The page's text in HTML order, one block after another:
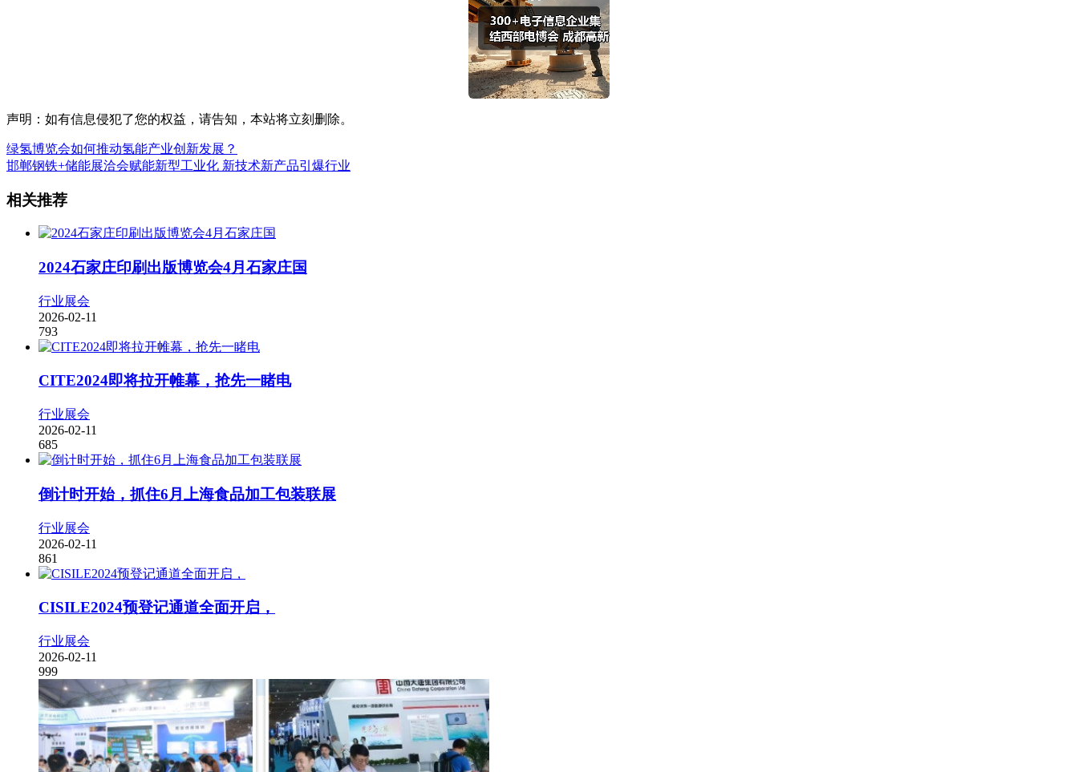
声明：如有信息侵犯了您的权益，请告知，本站将立刻删除。
绿氢博览会如何推动氢能产业创新发展？
邯郸钢铁+储能展洽会赋能新型工业化 新技术新产品引爆行业
相关推荐
2024石家庄印刷出版博览会4月石家庄国
行业展会
2026-02-11
793
CITE2024即将拉开帷幕，抢先一睹电
行业展会
2026-02-11
685
倒计时开始，抓住6月上海食品加工包装联展
行业展会
2026-02-11
861
CISILE2024预登记通道全面开启，
行业展会
2026-02-11
999